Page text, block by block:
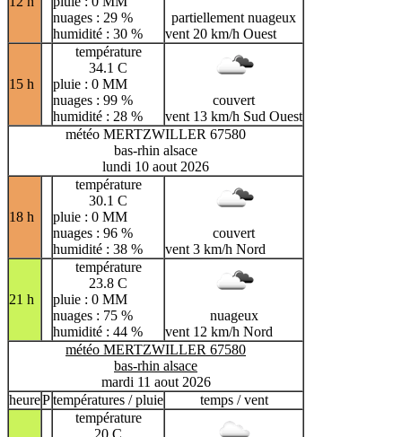
nuages : 29 %
humidité : 30 %
partiellement nuageux
vent 20 km/h Ouest
15 h
température
34.1 C
pluie : 0 MM
nuages : 99 %
humidité : 28 %
couvert
vent 13 km/h Sud Ouest
météo MERTZWILLER 67580
bas-rhin alsace
lundi 10 aout 2026
18 h
température
30.1 C
pluie : 0 MM
nuages : 96 %
humidité : 38 %
couvert
vent 3 km/h Nord
21 h
température
23.8 C
pluie : 0 MM
nuages : 75 %
humidité : 44 %
nuageux
vent 12 km/h Nord
météo MERTZWILLER 67580
bas-rhin alsace
mardi 11 aout 2026
heurePtempératures / pluie temps / vent
température
20 C